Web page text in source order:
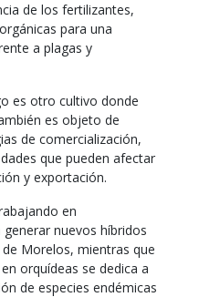
de los fertilizantes,
para una
a plagas y
es otro cultivo donde
es objeto de
de comercialización,
que pueden afectar
y exportación.
en
nuevos híbridos
Morelos, mientras que
orquídeas se dedica a
de especies endémicas